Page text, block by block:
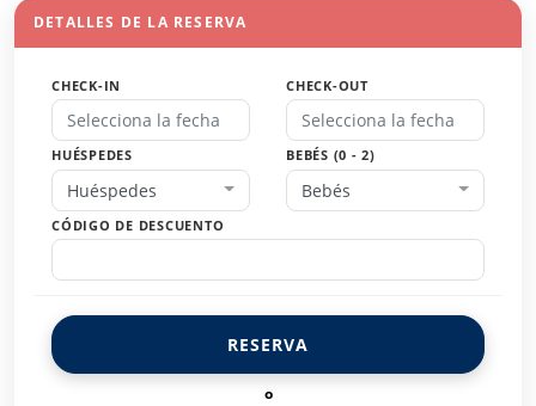
DETALLES DE LA RESERVA
CHECK-IN CHECK-OUT
HUÉSPEDES
Huéspedes
BEBÉS (0 - 2)
Bebés
CÓDIGO DE DESCUENTO
RESERVA
o